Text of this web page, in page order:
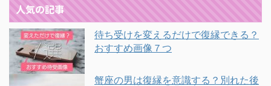
人気の記事
待ち受けを変えるだけで復縁できる？
おすすめ画像７つ
蟹座の男は復縁を意識する？別れた後